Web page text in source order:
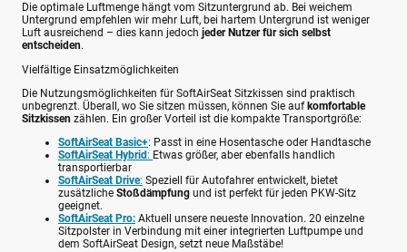
Die optimale Luftmenge hängt vom Sitzuntergrund ab. Bei weichem
Untergrund empfehlen wir mehr Luft, bei hartem Untergrund ist weniger
Luft ausreichend – dies kann jedoch jeder Nutzer für sich selbst
entscheiden.
Vielfältige Einsatzmöglichkeiten
Die Nutzungsmöglichkeiten für SoftAirSeat Sitzkissen sind praktisch
unbegrenzt. Überall, wo Sie sitzen müssen, können Sie aufkomfortable
Sitzkissen zählen. Ein großer Vorteil ist die kompakte Transportgröße:
SoftAirSeat Basic+: Passt in eine Hosentasche oder Handtasche
SoftAirSeat Hybrid: Etwas größer, aber ebenfalls handlich
transportierbar
SoftAirSeat Drive: Speziell für Autofahrer entwickelt, bietet
zusätzliche Stoßdämpfung und ist perfekt für jeden PKW-Sitz
geeignet.
SoftAirSeat Pro: Aktuell unsere neueste Innovation. 20 einzelne
Sitzpolster in Verbindung mit einer integrierten Luftpumpe und
dem SoftAirSeat Design, setzt neue Maßstäbe!